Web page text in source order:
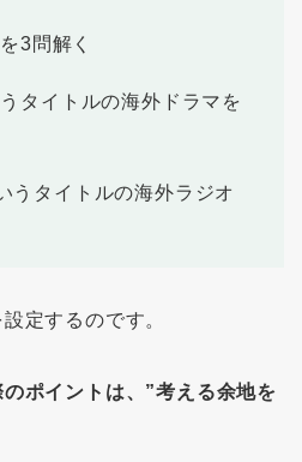
3問解く
タイトルの海外ドラマを
うタイトルの海外ラジオ
定するのです。
ポイントは、”考える余地を